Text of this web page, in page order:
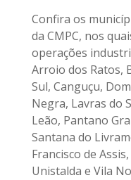
Confira os
da CMPC, nos
operações
Arroio dos Ratos,
Sul, Canguçu,
Negra, Lavras do
Leão, Pantano
Santana do
Francisco de
Unistalda e Vila